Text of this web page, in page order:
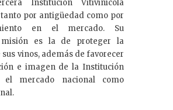
Institución Vitivinícola
tanto por antigüedad como por
en el mercado. Su
es la de proteger la
vinos, además de favorecer
e imagen de la Institución
mercado nacional como